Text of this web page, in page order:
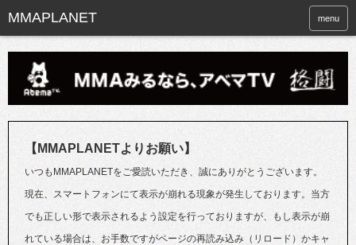
menu
【MMAPLANETよりお願い】
いつもMMAPLANETをご愛読いただき、誠にありがとうございます。
現在、スマートフォンにて表示が崩れる現象が発生しております。当方
でも正しい形で表示されるよう設定を行っておりますが、もし表示が崩
れている場合は、お手数ですがページの再読み込み（リロード）かキャ